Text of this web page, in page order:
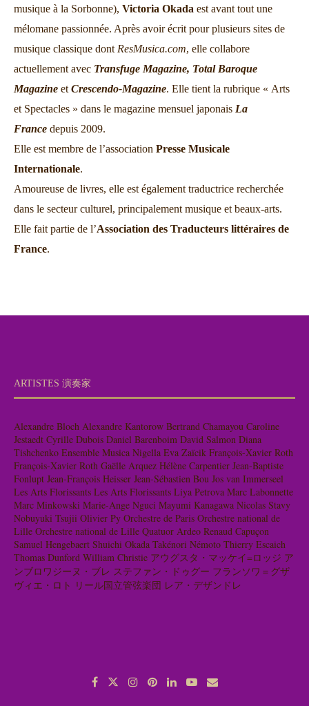
musique à la Sorbonne), Victoria Okada est avant tout une
mélomane passionnée. Après avoir écrit pour plusieurs sites de
musique classique dont ResMusica.com, elle collabore
actuellement avec Transfuge Magazine, Total Baroque
Magazine et Crescendo-Magazine. Elle tient la rubrique « Arts
et Spectacles » dans le magazine mensuel japonais La
France depuis 2009.
Elle est membre de l’association Presse Musicale
Internationale.
Amoureuse de livres, elle est également traductrice recherchée
dans le secteur culturel, principalement musique et beaux-arts.
Elle fait partie de l’Association des Traducteurs littéraires de
France.
ARTISTES 演奏家
Alexandre Bloch Alexandre Kantorow Bertrand Chamayou Caroline
Jestaedt Cyrille Dubois Daniel Barenboim David Salmon Diana
Tishchenko Ensemble Musica Nigella Eva Zaïcik François-Xavier Roth
François-Xavier Roth Gaëlle Arquez Hélène Carpentier Jean-Baptiste
Fonlupt Jean-François Heisser Jean-Sébastien Bou Jos van Immerseel
Les Arts Florissants Les Arts Florissants Liya Petrova Marc Labonnette
Marc Minkowski Marie-Ange Nguci Mayumi Kanagawa Nicolas Stavy
Nobuyuki Tsujii Olivier Py Orchestre de Paris Orchestre national de
Lille Orchestre national de Lille Quatuor Ardeo Renaud Capuçon
Samuel Hengebaert Shuichi Okada Takénori Némoto Thierry Escaich
Thomas Dunford William Christie アウグスタ・マッケイ=ロッジ ア
ンブロワジーヌ・ブレ ステファン・ドゥグー フランソワ＝グザ
ヴィエ・ロト リール国立管弦楽団 レア・デザンドレ